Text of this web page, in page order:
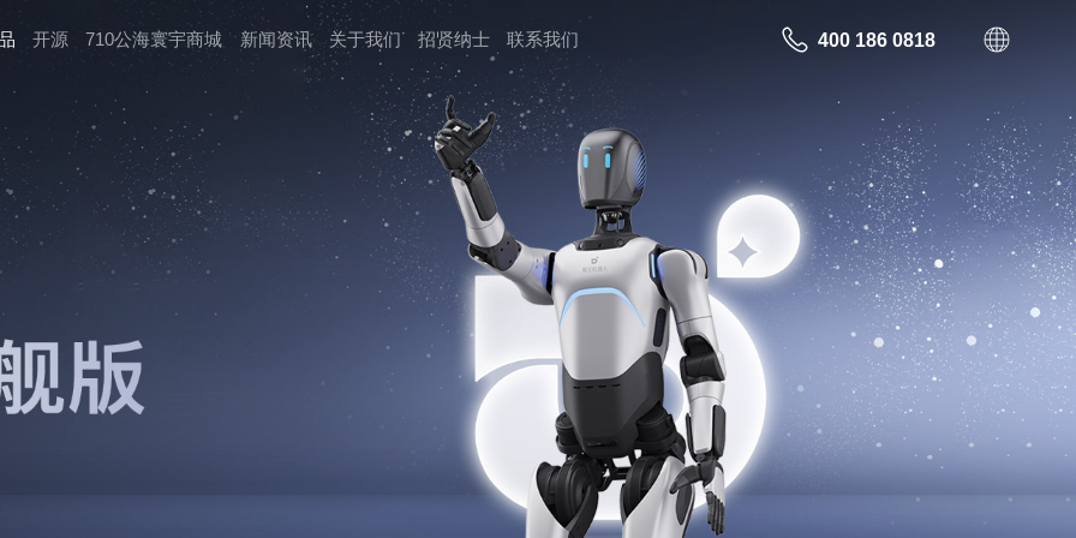
开源 710公海寰宇商城 新闻资讯 关于我们 招贤纳⼠ 联系我们 400 186 0818